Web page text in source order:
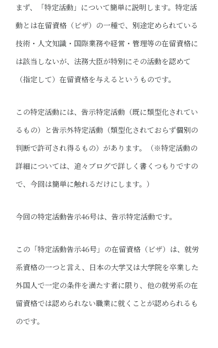
まず、「特定活動」について簡単に説明します。特定活
動とは在留資格（ビザ）の一種で、別途定められている
技術・人文知識・国際業務や経営・管理等の在留資格に
は該当しないが、法務大臣が特別にその活動を認めて
（指定して）在留資格を与えるというものです。
この特定活動には、告示特定活動（既に類型化されてい
るもの）と告示外特定活動（類型化されておらず個別の
判断で許可され得るもの）があります。（※特定活動の
詳細については、追々ブログで詳しく書くつもりですの
で、今回は簡単に触れるだけにします。）
今回の特定活動告示46号は、告示特定活動です。
この「特定活動告示46号」の在留資格（ビザ）は、就労
系資格の一つと言え、日本の大学又は大学院を卒業した
外国人で一定の条件を満たす者に限り、他の就労系の在
留資格では認められない職業に就くことが認められるも
のです。